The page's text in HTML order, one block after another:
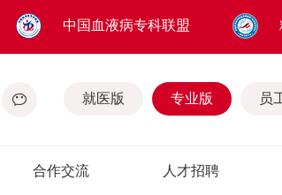
中国血液病专科联盟
就医版 专业版 员
合作交流 人才招聘